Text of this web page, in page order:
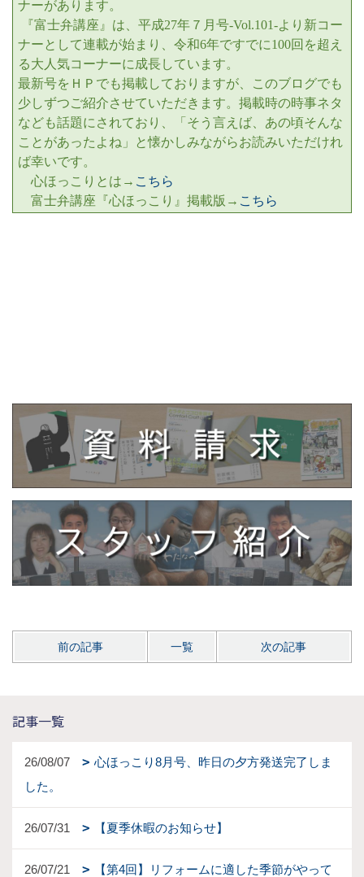
ナーがあります。
『富士弁講座』は、 平成27年７月号-Vol.101-より新コー
ナーとして連載が始まり、令和6年ですでに100回を超え
る大人気コーナーに成長しています。
最新号をＨＰでも掲載しておりますが、このブログでも
少しずつご紹介させていただきます。掲載時の時事ネタ
なども話題にされており、「そう言えば、あの頃そんな
ことがあったよね」と懐かしみながらお読みいただけれ
ば幸いです。
心ほっこりとは→ こちら
富士弁講座『心ほっこり』掲載版→ こちら
前の記事 一覧 次の記事
記事一覧
26/08/07
心ほっこり8月号、昨日の夕方発送完了しま
した。
26/07/31 【夏季休暇のお知らせ】
26/07/21
【第4回】リフォームに適した季節がやって